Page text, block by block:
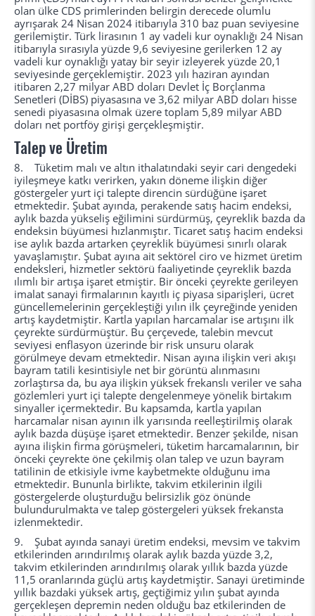
olan ülke CDS primlerinden belirgin derecede olumlu
ayrışarak 24 Nisan 2024 itibarıyla 310 baz puan seviyesine
gerilemiştir. Türk lirasının 1 ay vadeli kur oynaklığı 24 Nisan
itibarıyla sırasıyla yüzde 9,6 seviyesine gerilerken 12 ay
vadeli kur oynaklığı yatay bir seyir izleyerek yüzde 20,1
seviyesinde gerçeklemiştir. 2023 yılı haziran ayından
itibaren 2,27 milyar ABD doları Devlet İç Borçlanma
Senetleri (DİBS) piyasasına ve 3,62 milyar ABD doları hisse
senedi piyasasına olmak üzere toplam 5,89 milyar ABD
doları net portföy girişi gerçekleşmiştir.
Talep ve Üretim
8. Tüketim malı ve altın ithalatındaki seyir cari dengedeki
iyileşmeye katkı verirken, yakın döneme ilişkin diğer
göstergeler yurt içi talepte direncin sürdüğüne işaret
etmektedir. Şubat ayında, perakende satış hacim endeksi,
aylık bazda yükseliş eğilimini sürdürmüş, çeyreklik bazda da
endeksin büyümesi hızlanmıştır. Ticaret satış hacim endeksi
ise aylık bazda artarken çeyreklik büyümesi sınırlı olarak
yavaşlamıştır. Şubat ayına ait sektörel ciro ve hizmet üretim
endeksleri, hizmetler sektörü faaliyetinde çeyreklik bazda
ılımlı bir artışa işaret etmiştir. Bir önceki çeyrekte gerileyen
imalat sanayi firmalarının kayıtlı iç piyasa siparişleri, ücret
güncellemelerinin gerçekleştiği yılın ilk çeyreğinde yeniden
artış kaydetmiştir. Kartla yapılan harcamalar ise artışını ilk
çeyrekte sürdürmüştür. Bu çerçevede, talebin mevcut
seviyesi enflasyon üzerinde bir risk unsuru olarak
görülmeye devam etmektedir. Nisan ayına ilişkin veri akışı
bayram tatili kesintisiyle net bir görüntü alınmasını
zorlaştırsa da, bu aya ilişkin yüksek frekanslı veriler ve saha
gözlemleri yurt içi talepte dengelenmeye yönelik birtakım
sinyaller içermektedir. Bu kapsamda, kartla yapılan
harcamalar nisan ayının ilk yarısında reelleştirilmiş olarak
aylık bazda düşüşe işaret etmektedir. Benzer şekilde, nisan
ayına ilişkin firma görüşmeleri, tüketim harcamalarının, bir
önceki çeyrekte öne çekilmiş olan talep ve uzun bayram
tatilinin de etkisiyle ivme kaybetmekte olduğunu ima
etmektedir. Bununla birlikte, takvim etkilerinin ilgili
göstergelerde oluşturduğu belirsizlik göz önünde
bulundurulmakta ve talep göstergeleri yüksek frekansta
izlenmektedir.
9. Şubat ayında sanayi üretim endeksi, mevsim ve takvim
etkilerinden arındırılmış olarak aylık bazda yüzde 3,2,
takvim etkilerinden arındırılmış olarak yıllık bazda yüzde
11,5 oranlarında güçlü artış kaydetmiştir. Sanayi üretiminde
yıllık bazdaki yüksek artış, geçtiğimiz yılın şubat ayında
gerçekleşen depremin neden olduğu baz etkilerinden de